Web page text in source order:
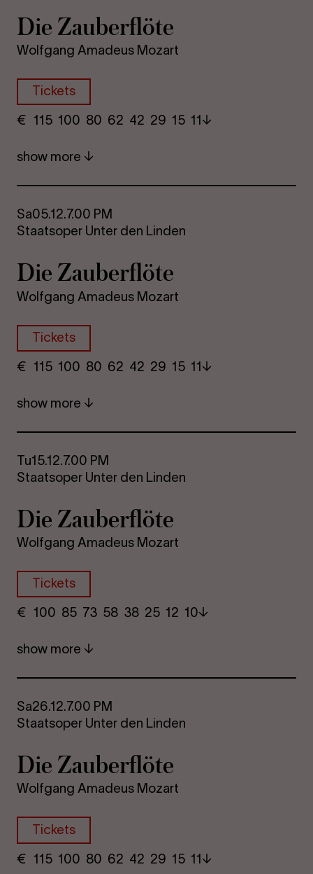
Die Za­uber­flöte
Wolfgang Amadeus Mozart
Tickets
€ ​ 115 100 80​ 62 42 29​ 15 11
show more
Sa05.12.7.00 PM
Staatsoper Unter den Linden
Die Za­uber­flöte
Wolfgang Amadeus Mozart
Tickets
€ ​ 115 100 80​ 62 42 29​ 15 11
show more
Tu15.12.7.00 PM
Staatsoper Unter den Linden
Die Za­uber­flöte
Wolfgang Amadeus Mozart
Tickets
€ ​ 100 85 73​ 58 38 25​ 12 10
show more
Sa26.12.7.00 PM
Staatsoper Unter den Linden
Die Za­uber­flöte
Wolfgang Amadeus Mozart
Tickets
€ ​ 115 100 80​ 62 42 29​ 15 11